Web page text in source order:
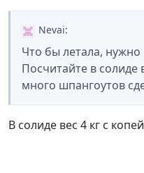
Nevai:
Что бы летала, нужно
Посчитайте в солиде
много шпангоутов
В солиде вес 4 кг с